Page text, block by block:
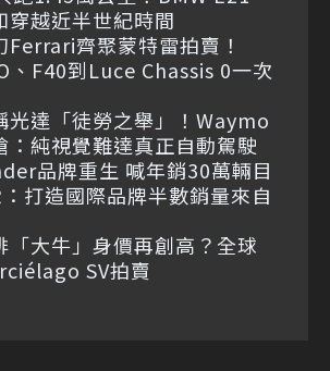
穿越近半世紀時間
Ferrari齊聚蒙特雷拍賣！
、F40到Luce Chassis 0一次
光達「徒勞之舉」！Waymo
：純視覺難達真正自動駕駛
品牌重生 喊年銷30萬輛目
打造國際品牌半數銷量來自
「大牛」身價再創高？全球
SV拍賣